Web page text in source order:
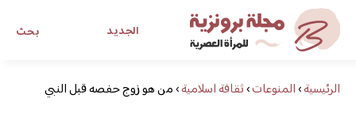
بحث الجديد
مجلة برونزية للفتاة العصريةالرئيسية›المنوعات›ثقافة اسلامية›من هو زوج حفصه قبل النبي